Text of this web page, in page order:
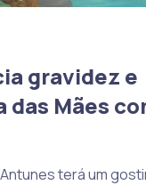
gravidez e
Mães
terá um